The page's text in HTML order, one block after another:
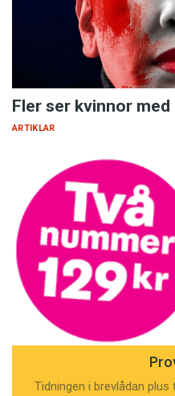
Fler ser kvinnor
ARTIKLAR
Tidningen i brevlådan